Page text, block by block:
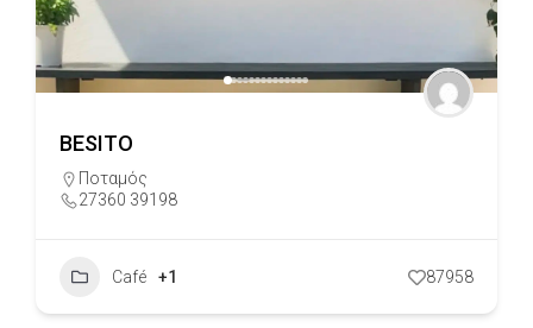
BESITO
Ποταμός
27360 39198
Café +1 87958